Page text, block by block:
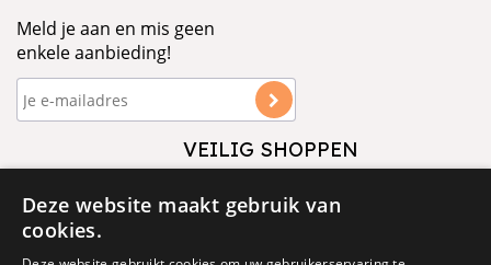
Meld je aan en mis geen
enkele aanbieding!
VEILIG SHOPPEN
Deze website maakt gebruik van
cookies.